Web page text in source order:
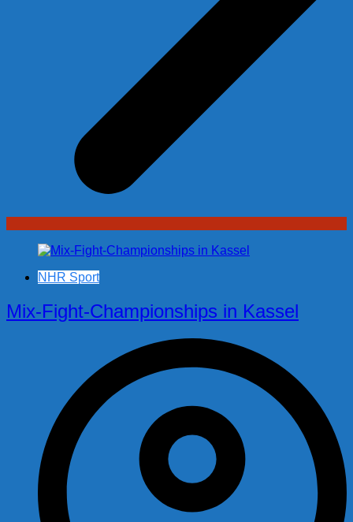
NHR Sport
Mix-Fight-Championships in Kassel